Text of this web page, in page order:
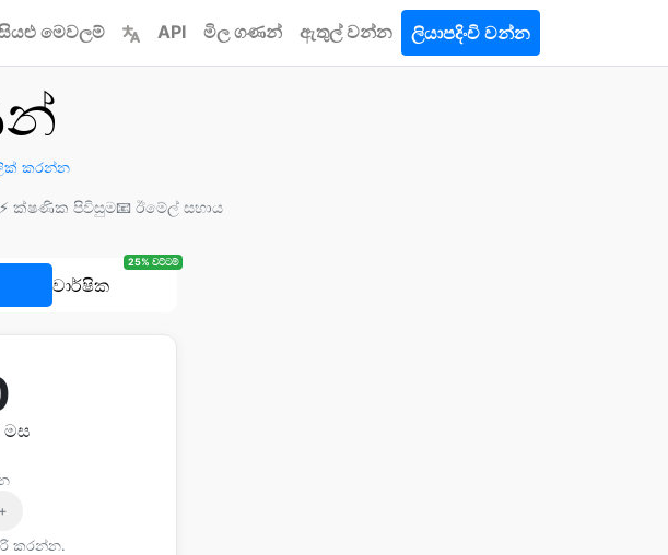
මෙවලම් API මිල ගණන් ඇතුල් වන්න ලියාපදිංචි වන්න
කරන්න
⚡ ක්ෂණික පිවිසුම📧 ඊමේල් සහාය
වාර්ෂික
25% වට්ටම්
+
කරන්න.